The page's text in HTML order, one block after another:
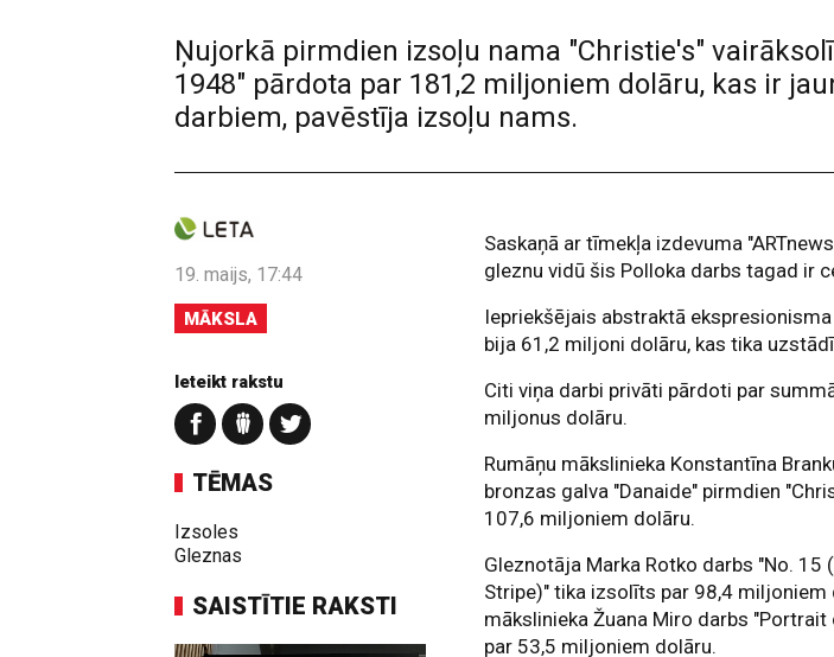
Ņujorkā pirmdien izsoļu nama "Christie's"
1948" pārdota par 181,2 miljoniem dolāru, kas ir
darbiem, pavēstīja izsoļu nams.
19. maijs, 17:44
MĀKSLA
Ieteikt rakstu
TĒMAS
Izsoles
Gleznas
SAISTĪTIE RAKSTI
Saskaņā ar tīmekļa izdevuma
gleznu vidū šis Polloka darbs tagad ir
Iepriekšējais abstraktā
bija 61,2 miljoni dolāru, kas tika
Citi viņa darbi privāti pārdoti par
miljonus dolāru.
Rumāņu mākslinieka Konstantīna
bronzas galva "Danaide" pirmdien
107,6 miljoniem dolāru.
Gleznotāja Marka Rotko darbs "No. 15
Stripe)" tika izsolīts par 98,4 miljoniem
mākslinieka Žuana Miro darbs
par 53,5 miljoniem dolāru.